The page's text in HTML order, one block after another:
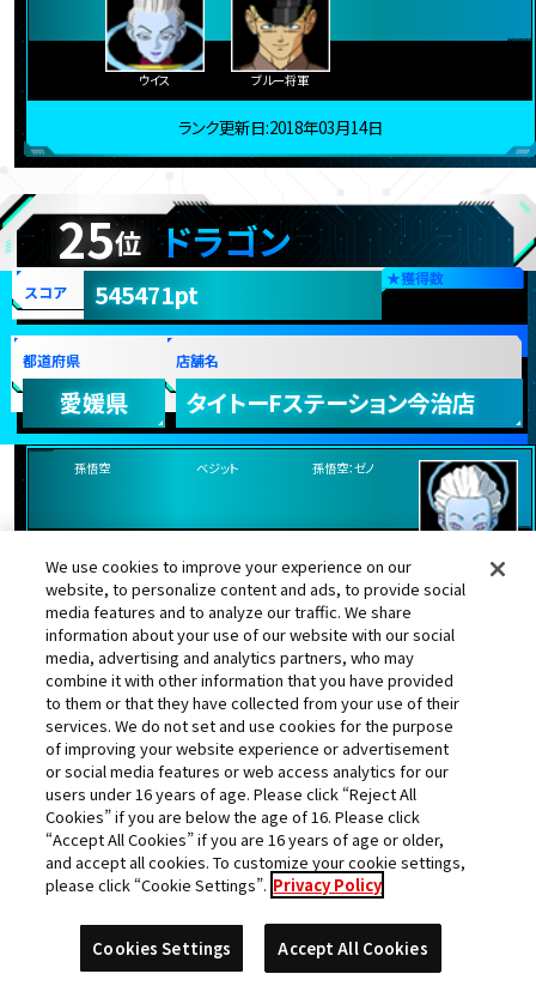
孫悟空 大神官
ウイス ブルー将軍
ランク更新日:2018年03月14日
25位 ドラゴン
★獲得数
スコア 545471pt
愛媛県 タイトーFステーション今治店
孫悟空
ベジット 孫悟空：ゼノ
大神官
ヒット
バーダック トワ
ランク更新日:2018年03月12日
We use cookies to improve your experience on our
website, to personalize content and ads, to provide social
media features and to analyze our traffic. We share
information about your use of our website with our social
media, advertising and analytics partners, who may
combine it with other information that you have provided
to them or that they have collected from your use of their
services. We do not set and use cookies for the purpose
of improving your website experience or advertisement
or social media features or web access analytics for our
users under 16 years of age. Please click “Reject All
Cookies” if you are below the age of 16. Please click
“Accept All Cookies” if you are 16 years of age or older,
and accept all cookies. To customize your cookie settings,
please click “Cookie Settings”. Privacy Policy
Cookies Settings Accept All Cookies